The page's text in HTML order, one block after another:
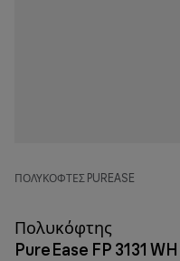
ΠΟΛΥΚΌΦΤΕΣ PUREASE
Πολυκόφτης
PureEase FP 3131 WH